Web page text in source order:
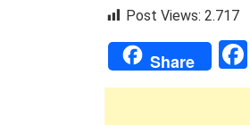
Post Views: 2.717
Share